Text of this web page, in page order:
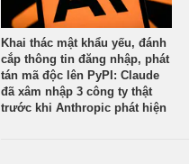
Khai thác mật khẩu yếu, đánh
cắp thông tin đăng nhập, phát
tán mã độc lên PyPI: Claude
đã xâm nhập 3 công ty thật
trước khi Anthropic phát hiện